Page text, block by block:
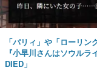
「パリィ」や「ローリ
『小早川さんはソウル
DIED」